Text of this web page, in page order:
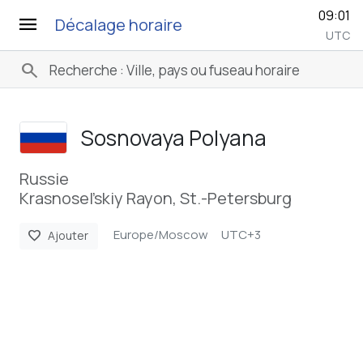
menu Décalage horaire 09:01
UTC
search
Sosnovaya Polyana
Russie
Krasnosel’skiy Rayon, St.-Petersburg
favorite Ajouter Europe/Moscow UTC+3